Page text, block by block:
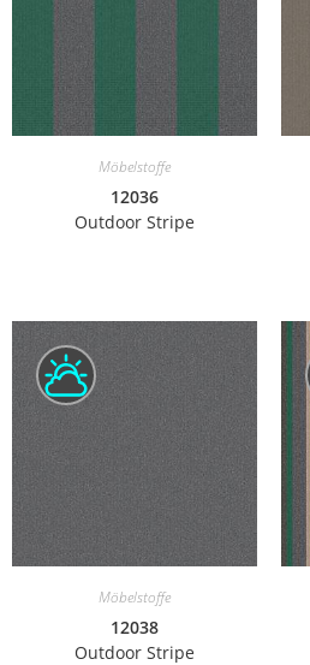
Möbelstoffe
12036
Outdoor Stripe
Möbelstoffe
12038
Outdoor Stripe